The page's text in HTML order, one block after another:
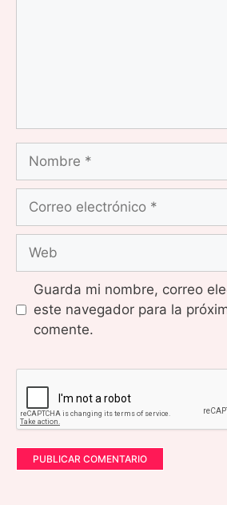
Nombre
Correo
Web
Guarda mi nombre, correo
este navegador para la
comente.